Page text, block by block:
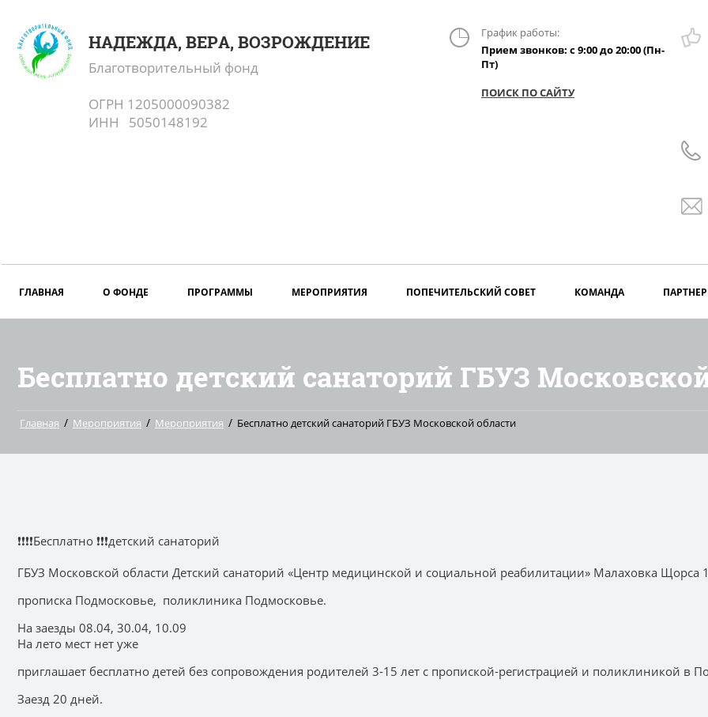
НАДЕЖДА, ВЕРА, ВОЗРОЖДЕНИЕ
Благотворительный фонд
ОГРН 1205000090382
ИНН 5050148192
График работы:
Прием звонков: с 9:00 до 20:00 (Пн-
Пт)
ПОИСК ПО САЙТУ
ГЛАВНАЯ О ФОНДЕ ПРОГРАММЫ МЕРОПРИЯТИЯ ПОПЕЧИТЕЛЬСКИЙ СОВЕТ КОМАНДА
Бесплатно детский санаторий ГБУЗ
Главная / Мероприятия / Мероприятия / Бесплатно детский санаторий ГБУЗ Московской области
❗️❗️❗️❗️Бесплатно ❗️❗️❗️детский санаторий
ГБУЗ Московской области Детский санаторий «Центр медицинской и социальной реабилитации» Малаховка Щорса
прописка Подмосковье, поликлиника Подмосковье.
На заезды 08.04, 30.04, 10.09
На лето мест нет уже
приглашает бесплатно детей без сопровождения родителей 3-15 лет с пропиской-регистрацией и поликлиникой в
Заезд 20 дней.